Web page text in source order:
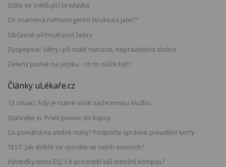
Stále se zvětšující bradavka
Co znamená nehomogenní struktura jater?
Občasné píchnutí pod žebry
Dyspepsie: Větry i při malé námaze, nepravidelná stolice
Zelený povlak na jazyku - co to může být?
Články uLékaře.cz
13 situací, kdy je nutné volat záchrannou službu
Stáhněte si: První pomoc do kapsy
Co pomáhá na oteklé nohy? Podpořte správné proudění lymfy
TEST: Jak dobře se vyznáte ve svých emocích?
Výsledky testu EQ: Co prozradil váš emoční kompas?